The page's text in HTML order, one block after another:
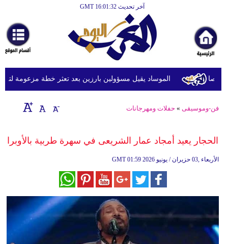
آخر تحديث GMT 16:01:32
أخبارعاجلة
رياضة
ثقافة
إقتصاد
وموسيقى
وتغذية
سياحة
وسفر
الموساد يقيل مسؤولين بارزين بعد تعثر خطة مزعومة لتغيير
فن-وموسيقى » حفلات ومهرجانات
الحجار يعيد أمجاد عمار الشريعى في سهرة طربية بالأوبرا
GMT 01:59 2026 الأربعاء ,03 حزيران / يونيو